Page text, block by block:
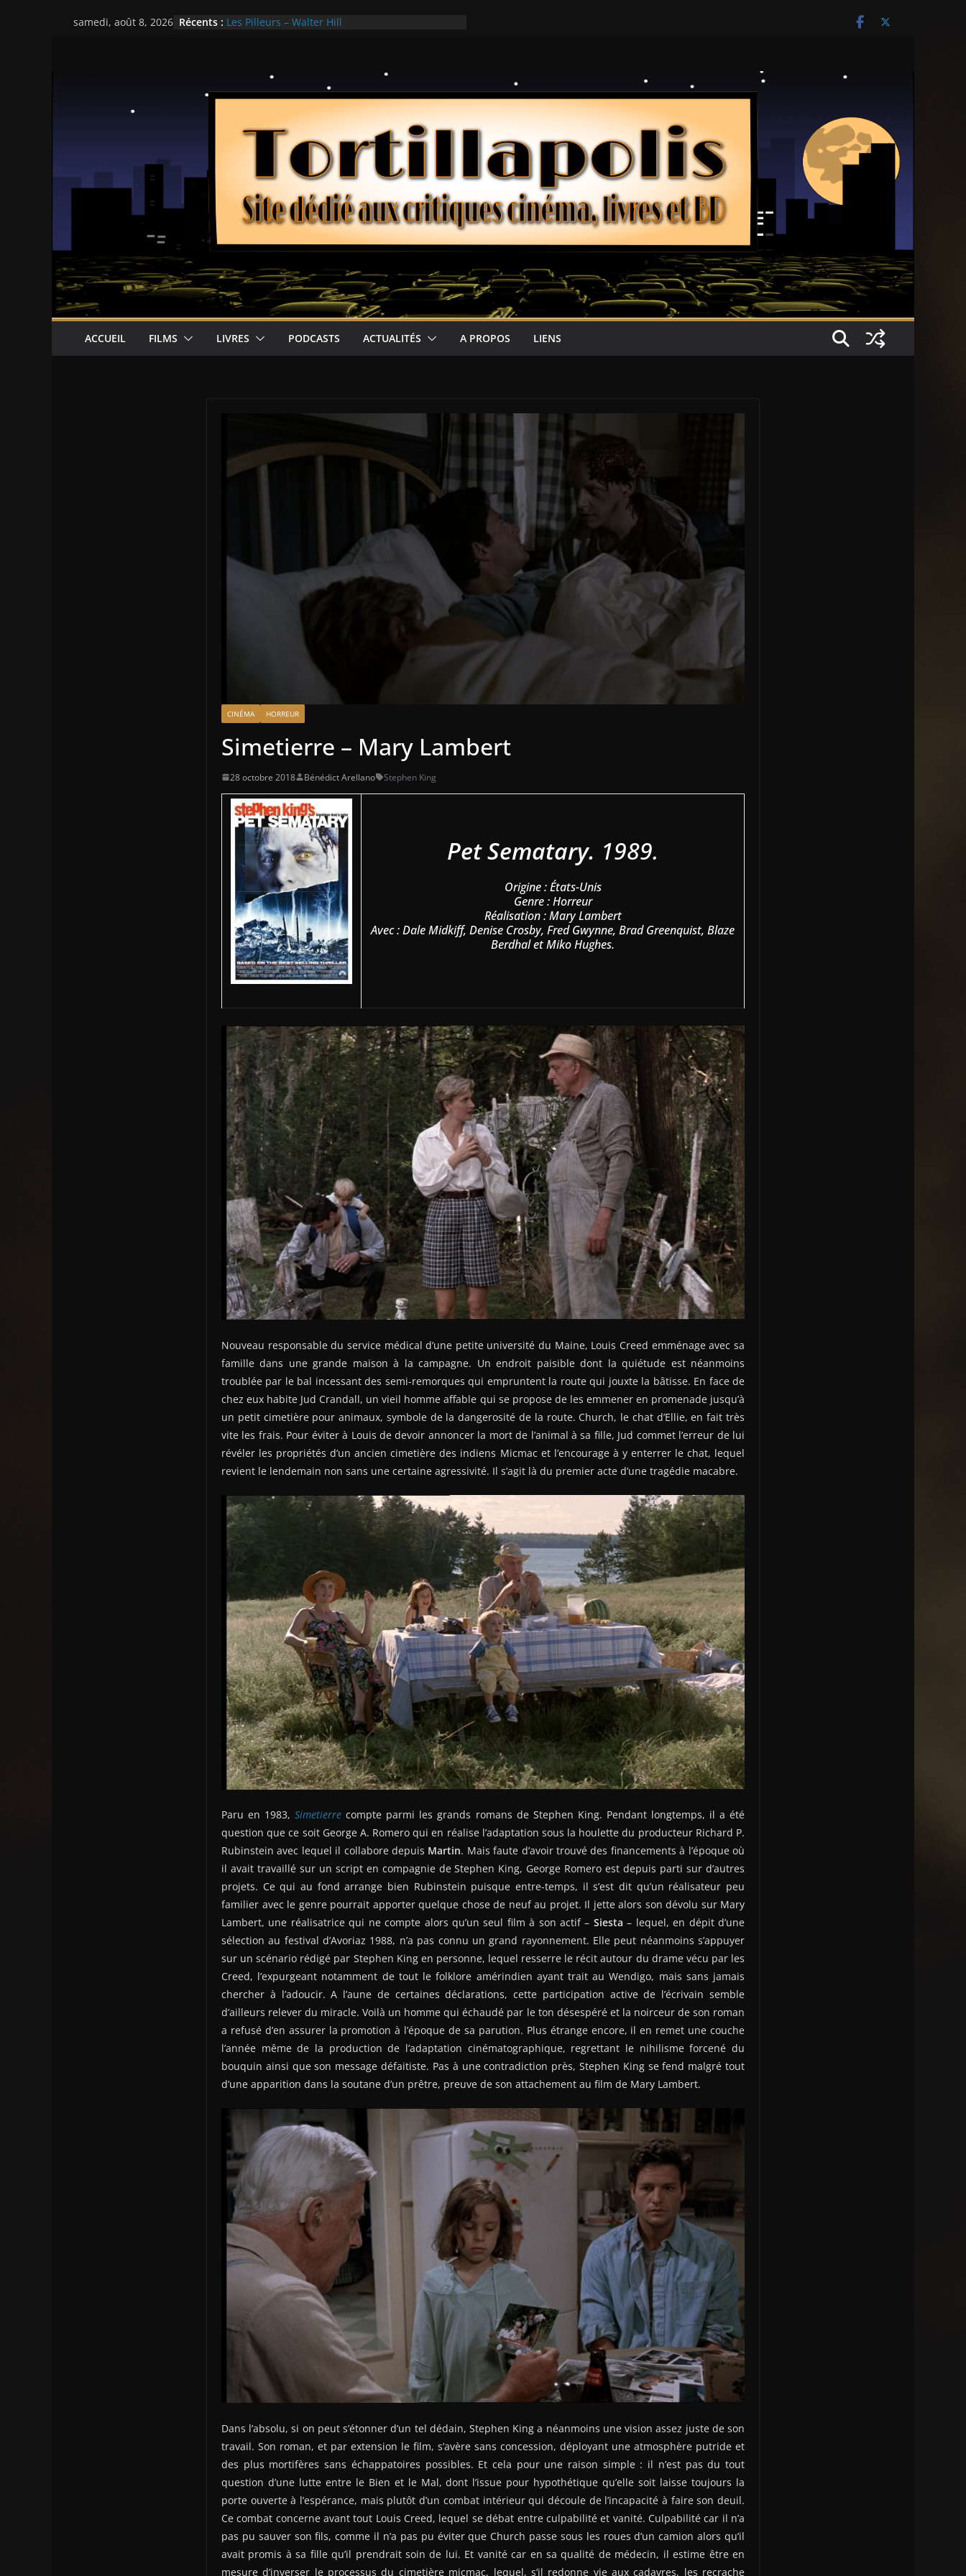
Passersamedi, août 8, 2026 Récents : Les Pilleurs – Walter Hill
Ça chauffe au lycée Ridgemont – Amy Heckerling
ACCUEIL FILMS LIVRES PODCASTS ACTUALITÉS A PROPOS LIENS
CINÉMA HORREUR
Simetierre – Mary Lambert
28 octobre 2018 Bénédict Arellano Stephen King
Pet Sematary. 1989.
Origine : États-Unis
Genre : Horreur
Réalisation : Mary Lambert
Avec : Dale Midkiff, Denise Crosby, Fred Gwynne, Brad Greenquist, Blaze
Berdhal et Miko Hughes.
Nouveau responsable du service médical d’une petite université du Maine, Louis Creed emménage avec sa
famille dans une grande maison à la campagne. Un endroit paisible dont la quiétude est néanmoins
troublée par le bal incessant des semi-remorques qui empruntent la route qui jouxte la bâtisse. En face de
chez eux habite Jud Crandall, un vieil homme affable qui se propose de les emmener en promenade jusqu’à
un petit cimetière pour animaux, symbole de la dangerosité de la route. Church, le chat d’Ellie, en fait très
vite les frais. Pour éviter à Louis de devoir annoncer la mort de l’animal à sa fille, Jud commet l’erreur de lui
révéler les propriétés d’un ancien cimetière des indiens Micmac et l’encourage à y enterrer le chat, lequel
revient le lendemain non sans une certaine agressivité. Il s’agit là du premier acte d’une tragédie macabre.
Paru en 1983,Simetierre compte parmi les grands romans de Stephen King. Pendant longtemps, il a été
question que ce soit George A. Romero qui en réalise l’adaptation sous la houlette du producteur Richard P.
Rubinstein avec lequel il collabore depuis Martin. Mais faute d’avoir trouvé des financements à l’époque où
il avait travaillé sur un script en compagnie de Stephen King, George Romero est depuis parti sur d’autres
projets. Ce qui au fond arrange bien Rubinstein puisque entre-temps, il s’est dit qu’un réalisateur peu
familier avec le genre pourrait apporter quelque chose de neuf au projet. Il jette alors son dévolu sur Mary
Lambert, une réalisatrice qui ne compte alors qu’un seul film à son actif – Siesta – lequel, en dépit d’une
sélection au festival d’Avoriaz 1988, n’a pas connu un grand rayonnement. Elle peut néanmoins s’appuyer
sur un scénario rédigé par Stephen King en personne, lequel resserre le récit autour du drame vécu par les
Creed, l’expurgeant notamment de tout le folklore amérindien ayant trait au Wendigo, mais sans jamais
chercher à l’adoucir. A l’aune de certaines déclarations, cette participation active de l’écrivain semble
d’ailleurs relever du miracle. Voilà un homme qui échaudé par le ton désespéré et la noirceur de son roman
a refusé d’en assurer la promotion à l’époque de sa parution. Plus étrange encore, il en remet une couche
l’année même de la production de l’adaptation cinématographique, regrettant le nihilisme forcené du
bouquin ainsi que son message défaitiste. Pas à une contradiction près, Stephen King se fend malgré tout
d’une apparition dans la soutane d’un prêtre, preuve de son attachement au film de Mary Lambert.
Dans l’absolu, si on peut s’étonner d’un tel dédain, Stephen King a néanmoins une vision assez juste de son
travail. Son roman, et par extension le film, s’avère sans concession, déployant une atmosphère putride et
des plus mortifères sans échappatoires possibles. Et cela pour une raison simple : il n’est pas du tout
question d’une lutte entre le Bien et le Mal, dont l’issue pour hypothétique qu’elle soit laisse toujours la
porte ouverte à l’espérance, mais plutôt d’un combat intérieur qui découle de l’incapacité à faire son deuil.
Ce combat concerne avant tout Louis Creed, lequel se débat entre culpabilité et vanité. Culpabilité car il n’a
pas pu sauver son fils, comme il n’a pas pu éviter que Church passe sous les roues d’un camion alors qu’il
avait promis à sa fille qu’il prendrait soin de lui. Et vanité car en sa qualité de médecin, il estime être en
mesure d’inverser le processus du cimetière micmac, lequel, s’il redonne vie aux cadavres, les recrache